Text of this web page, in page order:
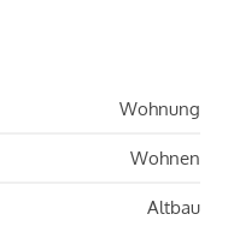
Wohnung
Wohnen
Altbau